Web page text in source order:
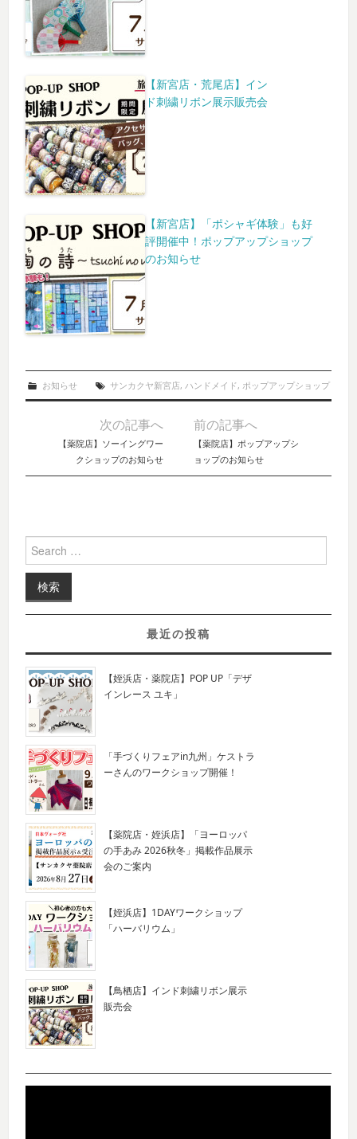
【新宮店・荒尾店】イン
ド刺繍リボン展示販売会
【新宮店】「ポシャギ体験」も好
評開催中！ポップアップショップ
のお知らせ
お知らせ サンカクヤ新宮店,ハンドメイド,ポップアップショップ
Post navigation
次の記事へ
【薬院店】ソーイングワー
クショップのお知らせ
前の記事へ
【薬院店】ポップアップシ
ョップのお知らせ
Search for:
最近の投稿
【姪浜店・薬院店】POP UP「デザ
インレース ユキ」
「手づくりフェアin九州」ケストラ
ーさんのワークショップ開催！
【薬院店・姪浜店】「ヨーロッパ
の手あみ 2026秋冬」掲載作品展示
会のご案内
【姪浜店】1DAYワークショップ
「ハーバリウム」
【鳥栖店】インド刺繍リボン展示
販売会